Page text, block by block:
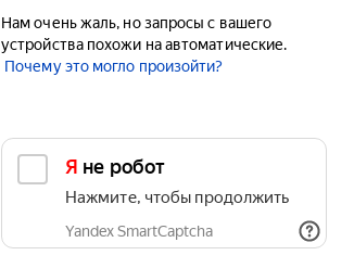
Нам очень жаль, но запросы с вашего
устройства похожи на автоматические.
Почему это могло произойти?
Я не робот
Нажмите, чтобы продолжить
Yandex SmartCaptcha